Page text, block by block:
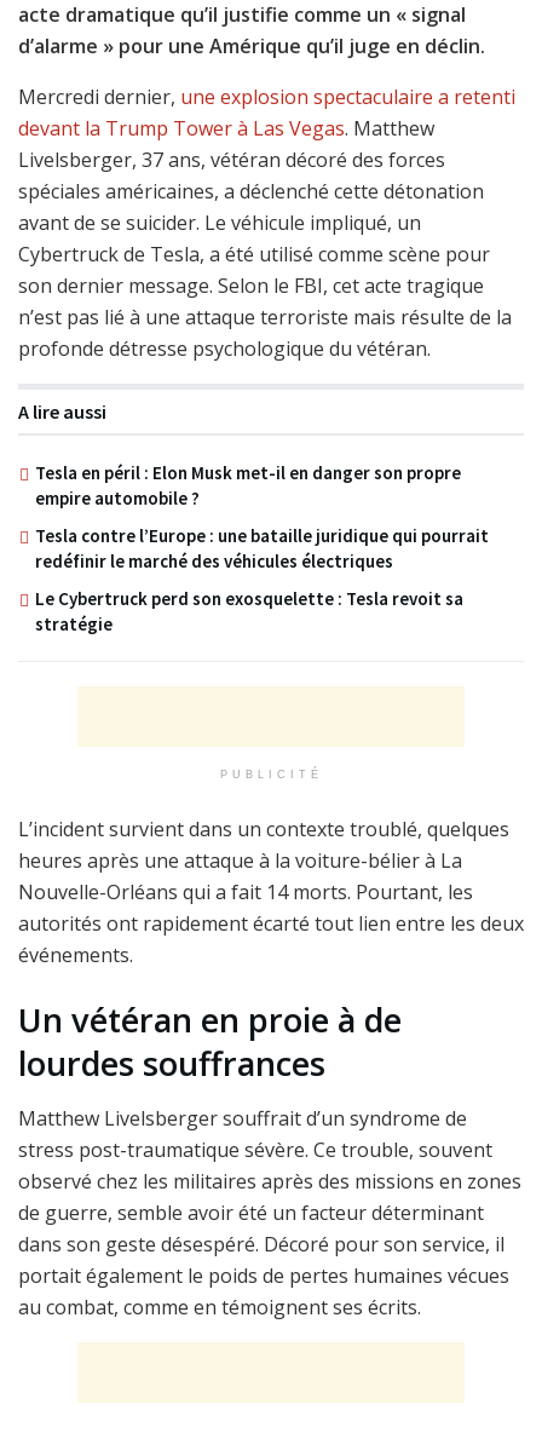
acte dramatique qu’il justifie comme un « signal
d’alarme » pour une Amérique qu’il juge en déclin.
Mercredi dernier, une explosion spectaculaire a retenti
devant la Trump Tower à Las Vegas. Matthew
Livelsberger, 37 ans, vétéran décoré des forces
spéciales américaines, a déclenché cette détonation
avant de se suicider. Le véhicule impliqué, un
Cybertruck de Tesla, a été utilisé comme scène pour
son dernier message. Selon le FBI, cet acte tragique
n’est pas lié à une attaque terroriste mais résulte de la
profonde détresse psychologique du vétéran.
A lire aussi
Tesla en péril : Elon Musk met-il en danger son propre
empire automobile ?
Tesla contre l’Europe : une bataille juridique qui pourrait
redéfinir le marché des véhicules électriques
Le Cybertruck perd son exosquelette : Tesla revoit sa
stratégie
PUBLICITÉ
L’incident survient dans un contexte troublé, quelques
heures après une attaque à la voiture-bélier à La
Nouvelle-Orléans qui a fait 14 morts. Pourtant, les
autorités ont rapidement écarté tout lien entre les deux
événements.
Un vétéran en proie à de
lourdes souffrances
Matthew Livelsberger souffrait d’un syndrome de
stress post-traumatique sévère. Ce trouble, souvent
observé chez les militaires après des missions en zones
de guerre, semble avoir été un facteur déterminant
dans son geste désespéré. Décoré pour son service, il
portait également le poids de pertes humaines vécues
au combat, comme en témoignent ses écrits.